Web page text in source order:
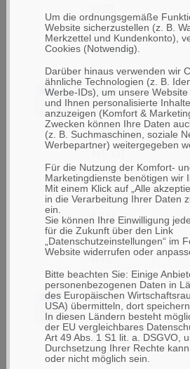
Um die ordnungsgemäße
Website sicherzustellen (z. B.
Merkzettel und Kundenkonto),
Cookies (Notwendig).
Darüber hinaus verwenden wir
ähnliche Technologien (z. B.
Werbe-IDs), um unsere
und Ihnen personalisierte
anzuzeigen (Komfort &
Zwecken können Ihre Daten
(z. B. Suchmaschinen, soziale
Werbepartner) weitergegeben
Für die Nutzung der Komfort-
Marketingdienste benötigen wir
Mit einem Klick auf „Alle
in die Verarbeitung Ihrer Daten
ein.
Sie können Ihre Einwilligung
für die Zukunft über den Link
„Datenschutzeinstellungen“ im
Website widerrufen oder
Bitte beachten Sie: Einige
personenbezogenen Daten in
des Europäischen
USA) übermitteln, dort
In diesen Ländern besteht
der EU vergleichbares
Art 49 Abs. 1 S1 lit. a. DSGVO,
Durchsetzung Ihrer Rechte
oder nicht möglich sein.
LAN,
Cutter
Sato
Sato
CT408LX-
HC DT
(203dpi),
USB,
LAN,
Cutter,
RTC
Sato
Sato
CT412LX-
HC TT